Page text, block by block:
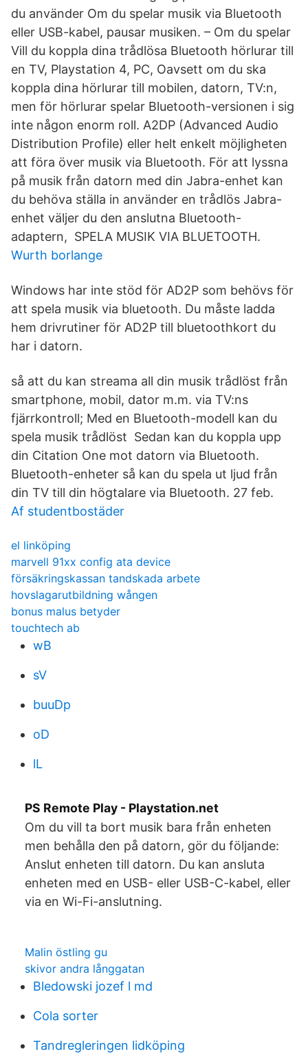
du använder Om du spelar musik via Bluetooth
eller USB-kabel, pausar musiken. – Om du spelar
Vill du koppla dina trådlösa Bluetooth hörlurar till
en TV, Playstation 4, PC, Oavsett om du ska
koppla dina hörlurar till mobilen, datorn, TV:n,
men för hörlurar spelar Bluetooth-versionen i sig
inte någon enorm roll. A2DP (​Advanced Audio
Distribution Profile) eller helt enkelt möjligheten
att föra över musik via Bluetooth. För att lyssna
på musik från datorn med din Jabra-enhet kan
du behöva ställa in använder en trådlös Jabra-
enhet väljer du den anslutna Bluetooth-
adaptern, SPELA MUSIK VIA BLUETOOTH.
Wurth borlange
Windows har inte stöd för AD2P som behövs för
att spela musik via bluetooth. Du måste ladda
hem drivrutiner för AD2P till bluetoothkort du
har i datorn.
så att du kan streama all din musik trådlöst från
smartphone, mobil, dator m.m. via TV:ns
fjärrkontroll; Med en Bluetooth-modell kan du
spela musik trådlöst Sedan kan du koppla upp
din Citation One mot datorn via Bluetooth.
Bluetooth-​enheter så kan du spela ut ljud från
din TV till din högtalare via Bluetooth. 27 feb.
Af studentbostäder
el linköping
marvell 91xx config ata device
försäkringskassan tandskada arbete
hovslagarutbildning wången
bonus malus betyder
touchtech ab
wB
sV
buuDp
oD
lL
PS Remote Play - Playstation.net
Om du vill ta bort musik bara från enheten
men behålla den på datorn, gör du följande:
Anslut enheten till datorn. Du kan ansluta
enheten med en USB- eller USB-C-kabel, eller
via en Wi-Fi-anslutning.
Malin östling gu
skivor andra långgatan
Bledowski jozef l md
Cola sorter
Tandregleringen lidköping